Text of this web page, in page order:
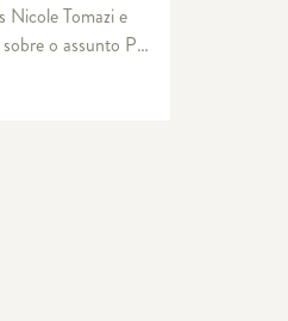
Nicole Tomazi e
o assunto Por